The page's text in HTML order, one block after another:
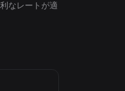
なレートが適